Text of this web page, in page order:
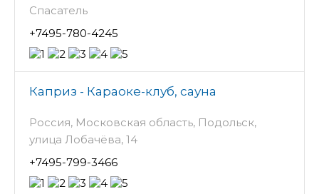
Спасатель
+7495-780-4245
Каприз - Караоке-клуб, сауна
Россия, Московская область, Подольск,
улица Лобачёва, 14
+7495-799-3466